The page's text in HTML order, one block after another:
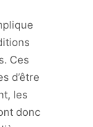
Ces
d’être
les
donc